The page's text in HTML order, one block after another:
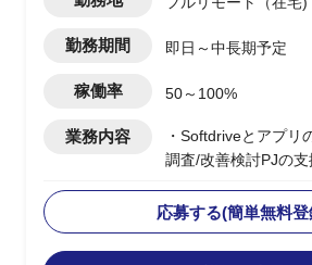
勤務期間 即日～中長期予定
稼働率 50～100%
業務内容
・Softdriveとアプリ
調査/改善検討PJの支
を踏まえた改善策の
当
・Softdrive領域にお
応募する(簡単無料